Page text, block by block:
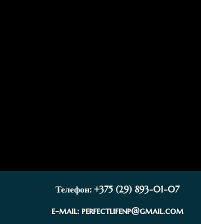
Телефон: +375 (29) 893-01-07
e-mail: perfectlifenp@gmail.com